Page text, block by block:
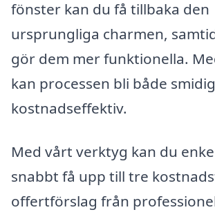
fönster kan du få tillbaka den
ursprungliga charmen,
gör dem mer funktionella.
kan processen bli både
kostnadseffektiv.
Med vårt verktyg kan du
snabbt få upp till tre
offertförslag från